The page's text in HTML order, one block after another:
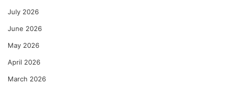
July 2026
June 2026
May 2026
April 2026
March 2026